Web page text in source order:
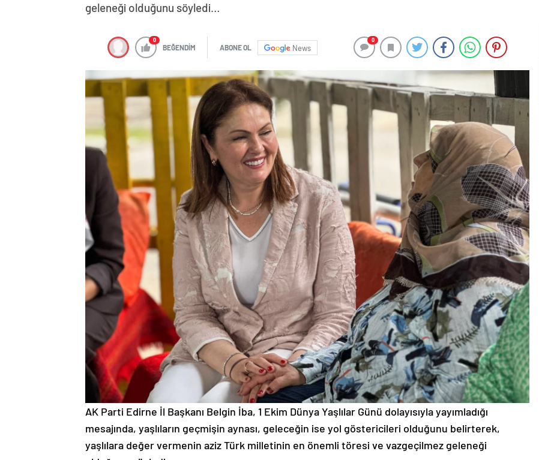
geleneği olduğunu söyledi…
0
BEĞENDİM ABONE OL News
0
AK Parti Edirne İl Başkanı Belgin İba, 1 Ekim Dünya Yaşlılar Günü dolayısıyla yayımladığı
mesajında, yaşlıların geçmişin aynası, geleceğin ise yol göstericileri olduğunu belirterek,
yaşlılara değer vermenin aziz Türk milletinin en önemli töresi ve vazgeçilmez geleneği